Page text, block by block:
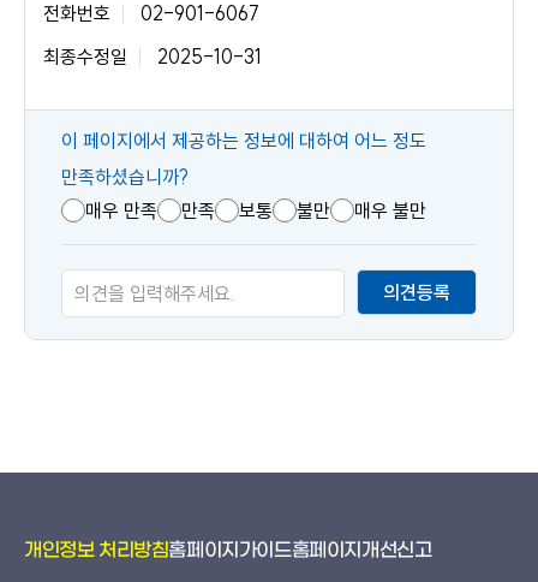
전화번호
02-901-6067
최종수정일
2025-10-31
콘
텐
츠
만
족
도
이 페이지에서 제공하는 정보에 대하여 어느 정도
만족하셨습니까?
매우 만족
만족 보통 불만 매우 불만
의견등록
개인정보 처리방침홈페이지가이드홈페이지개선신고